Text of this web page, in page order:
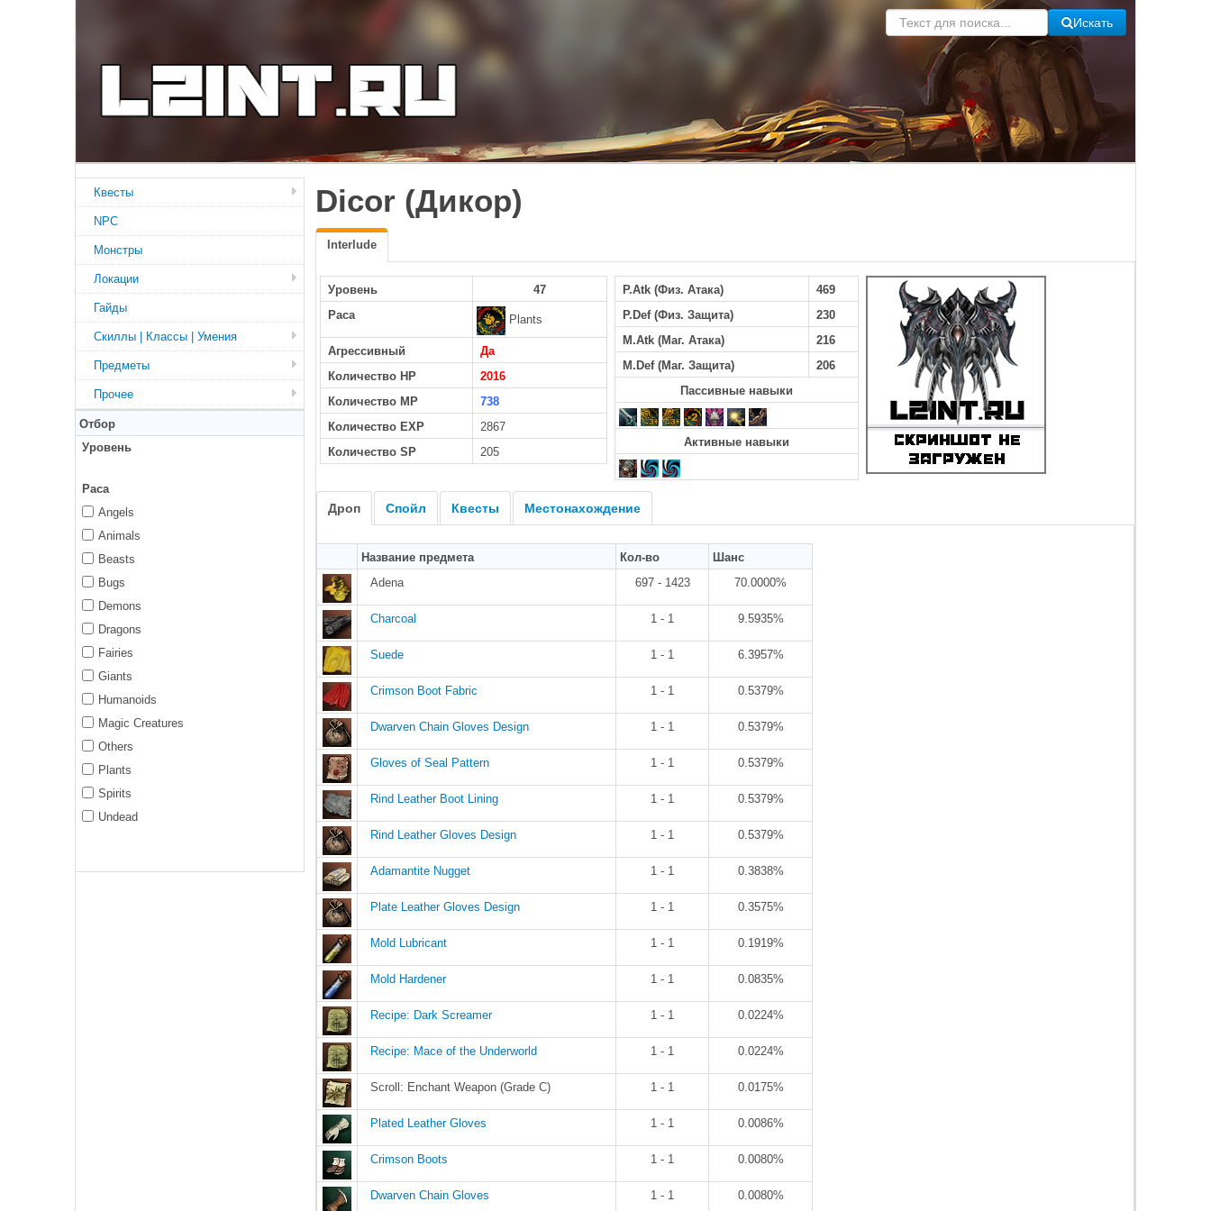
Искать
Dicor (Дикор)
Interlude
Уровень
47
Раса
Plants
Агрессивный
Да
Количество HP
2016
Количество MP
738
Количество EXP
2867
Количество SP
205
P.Atk (Физ. Атака)
469
P.Def (Физ. Защита)
230
M.Atk (Маг. Атака)
216
M.Def (Маг. Защита)
206
Пассивные навыки
Активные навыки
Дроп Спойл Квесты Местонахождение
Название предмета Кол-во
Шанс
Adena
697 - 1423 70.0000%
Charcoal 1 - 1 9.5935%
Suede 1 - 1 6.3957%
Crimson Boot Fabric 1 - 1 0.5379%
Dwarven Chain Gloves Design 1 - 1 0.5379%
Gloves of Seal Pattern 1 - 1 0.5379%
Rind Leather Boot Lining 1 - 1 0.5379%
Rind Leather Gloves Design 1 - 1 0.5379%
Adamantite Nugget 1 - 1 0.3838%
Plate Leather Gloves Design 1 - 1 0.3575%
Mold Lubricant 1 - 1 0.1919%
Mold Hardener 1 - 1 0.0835%
Recipe: Dark Screamer 1 - 1 0.0224%
Recipe: Mace of the Underworld 1 - 1 0.0224%
Scroll: Enchant Weapon (Grade C) 1 - 1 0.0175%
Plated Leather Gloves 1 - 1 0.0086%
Crimson Boots 1 - 1 0.0080%
Dwarven Chain Gloves 1 - 1 0.0080%
Квесты
NPC
Монстры
Локации
Гайды
Скиллы | Классы | Умения
Предметы
Прочее
Отбор
Уровень
Раса
Angels
Animals
Beasts
Bugs
Demons
Dragons
Fairies
Giants
Humanoids
Magic Creatures
Others
Plants
Spirits
Undead